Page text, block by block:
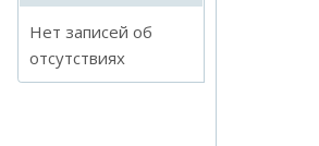
Нет записей об
отсутствиях